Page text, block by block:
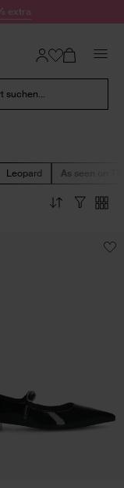
extra
suchen...
Leopard As seen on